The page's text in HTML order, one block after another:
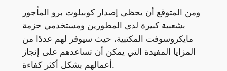
ومن المتوقع أن يحظى إصدار كوبيلوت برو المأجور
بشعبية كبيرة لدى المطورين ومستخدمي حزمة
مايكروسوفت المكتبية، حيث سيوفر لهم عددًا من
المزايا المفيدة التي يمكن أن تساعدهم على إنجاز
أعمالهم بشكل أكثر كفاءة.